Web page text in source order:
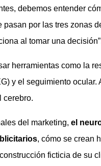
debemos entender
pasan por las tres zonas
al tomar una
herramientas como la
y el seguimiento
cerebro.
del marketing, el
, cómo se crean
ficticia de su